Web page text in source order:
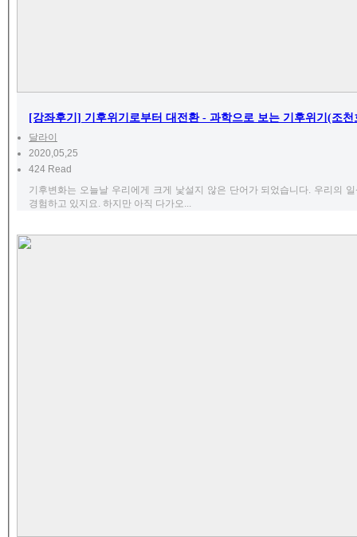
[강좌후기] 기후위기로부터 대전환 - 과학으로 보는 기후위기(조천
달라이
2020,05,25
424 Read
기후변화는 오늘날 우리에게 크게 낯설지 않은 단어가 되었습니다. 우리의
경험하고 있지요. 하지만 아직 다가오...